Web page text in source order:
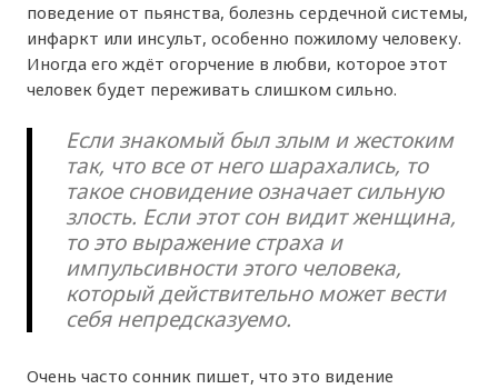
поведение от пьянства, болезнь сердечной системы,
инфаркт или инсульт, особенно пожилому человеку.
Иногда его ждёт огорчение в любви, которое этот
человек будет переживать слишком сильно.
Если знакомый был злым и жестоким
так, что все от него шарахались, то
такое сновидение означает сильную
злость. Если этот сон видит женщина,
то это выражение страха и
импульсивности этого человека,
который действительно может вести
себя непредсказуемо.
Очень часто сонник пишет, что это видение